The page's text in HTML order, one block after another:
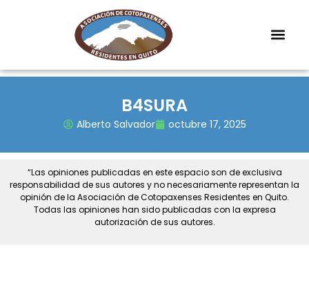
B4SURA
Alberto Salvador octubre 17, 2025
“Las opiniones publicadas en este espacio son de exclusiva
responsabilidad de sus autores y no necesariamente representan la
opinión de la Asociación de Cotopaxenses Residentes en Quito.
Todas las opiniones han sido publicadas con la expresa
autorización de sus autores.